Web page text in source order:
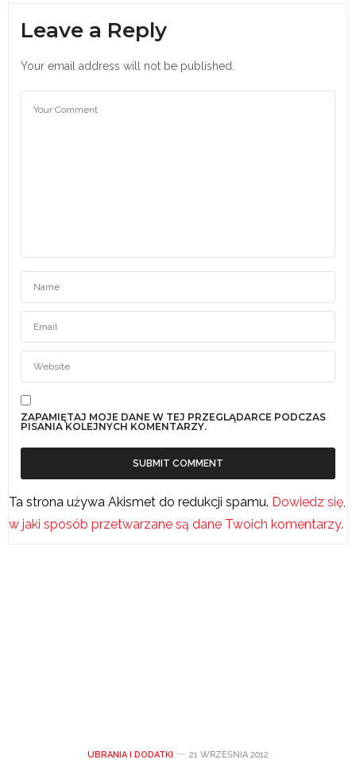
Leave a Reply
Your email address will not be published.
ZAPAMIĘTAJ MOJE DANE W TEJ PRZEGLĄDARCE PODCZAS
PISANIA KOLEJNYCH KOMENTARZY.
Ta strona używa Akismet do redukcji spamu. Dowiedz się,
w jaki sposób przetwarzane są dane Twoich komentarzy.
UBRANIA I DODATKI 21 WRZEŚNIA 2012